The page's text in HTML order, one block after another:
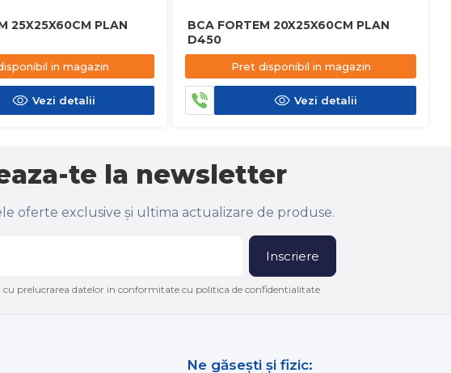
25X25X60CM PLAN
in magazin
Vezi detalii
BCA FORTEM 20X25X60CM PLAN
D450
Pret disponibil in magazin
Vezi detalii
te la newsletter
oferte exclusive și ultima actualizare de produse.
Inscriere
cu prelucrarea datelor in conformitate cu politica de confidentialitate
Ne găsești și fizic: